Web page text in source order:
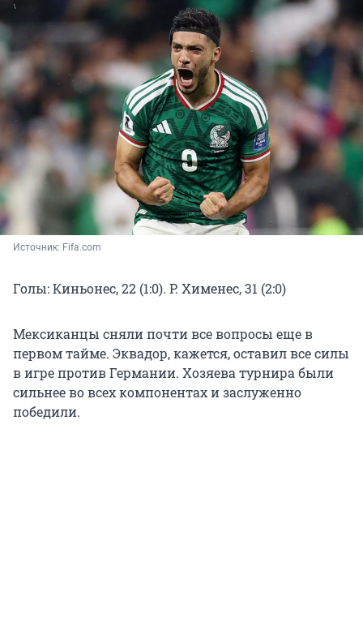
Источник: Fifa.com
Голы: Киньонес, 22 (1:0). Р. Хименес, 31 (2:0)
Мексиканцы сняли почти все вопросы еще в
первом тайме. Эквадор, кажется, оставил все силы
в игре против Германии. Хозяева турнира были
сильнее во всех компонентах и заслуженно
победили.